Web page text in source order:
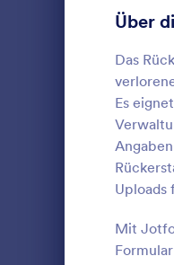
Über
Das
Es
Uploads
Mit
Abstimmung
Abstract-
Audit Formulare